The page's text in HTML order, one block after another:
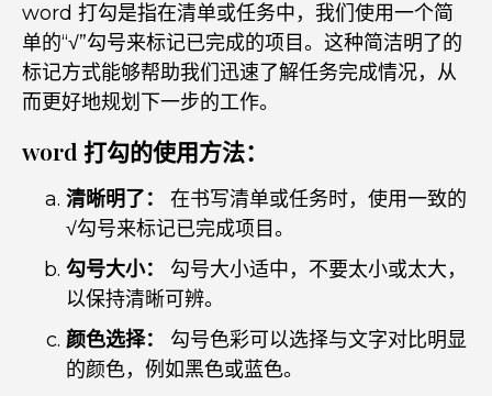
word 打勾是指在清单或任务中，我们使用一个简
单的“√”勾号来标记已完成的项目。这种简洁明了的
标记方式能够帮助我们迅速了解任务完成情况，从
而更好地规划下一步的工作。
word 打勾的使用方法：
清晰明了：
在书写清单或任务时，使用一致的
√勾号来标记已完成项目。
勾号大小：
勾号大小适中，不要太小或太大，
以保持清晰可辨。
颜色选择：
勾号色彩可以选择与文字对比明显
的颜色，例如黑色或蓝色。